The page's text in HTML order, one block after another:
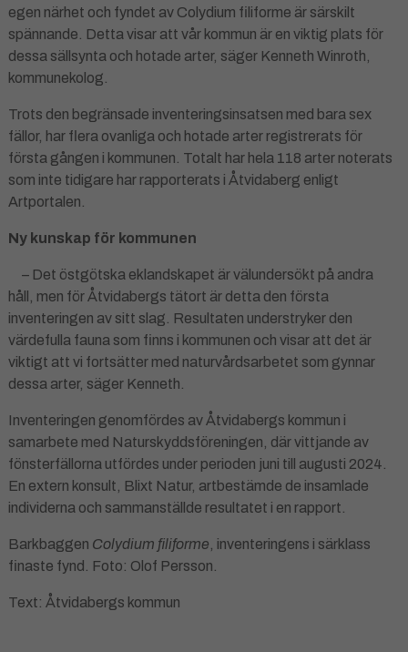
egen närhet och fyndet av Colydium filiforme är särskilt
spännande. Detta visar att vår kommun är en viktig plats för
dessa sällsynta och hotade arter, säger Kenneth Winroth,
kommunekolog.
Trots den begränsade inventeringsinsatsen med bara sex
fällor, har flera ovanliga och hotade arter registrerats för
första gången i kommunen. Totalt har hela 118 arter noterats
som inte tidigare har rapporterats i Åtvidaberg enligt
Artportalen.
Ny kunskap för kommunen
– Det östgötska eklandskapet är välundersökt på andra
håll, men för Åtvidabergs tätort är detta den första
inventeringen av sitt slag. Resultaten understryker den
värdefulla fauna som finns i kommunen och visar att det är
viktigt att vi fortsätter med naturvårdsarbetet som gynnar
dessa arter, säger Kenneth.
Inventeringen genomfördes av Åtvidabergs kommun i
samarbete med Naturskyddsföreningen, där vittjande av
fönsterfällorna utfördes under perioden juni till augusti 2024.
En extern konsult, Blixt Natur, artbestämde de insamlade
individerna och sammanställde resultatet i en rapport.
Barkbaggen Colydium filiforme , inventeringens i särklass
finaste fynd. Foto: Olof Persson.
Text: Åtvidabergs kommun